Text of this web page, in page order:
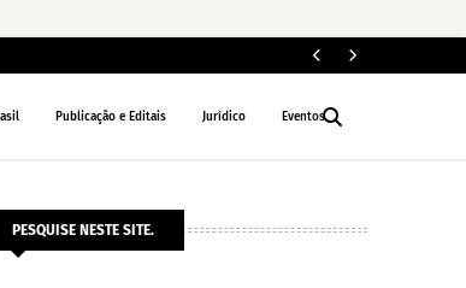
Publicação e Editais Jurídico Eventos
PESQUISE NESTE SITE.